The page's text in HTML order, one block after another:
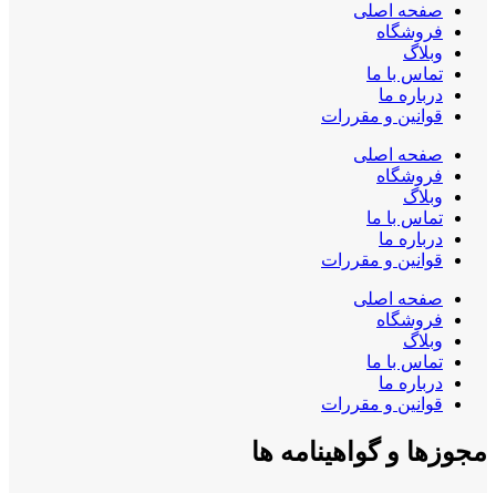
صفحه اصلی
فروشگاه
وبلاگ
تماس با ما
درباره ما
قوانین و مقررات
صفحه اصلی
فروشگاه
وبلاگ
تماس با ما
درباره ما
قوانین و مقررات
صفحه اصلی
فروشگاه
وبلاگ
تماس با ما
درباره ما
قوانین و مقررات
مجوزها و گواهینامه ها